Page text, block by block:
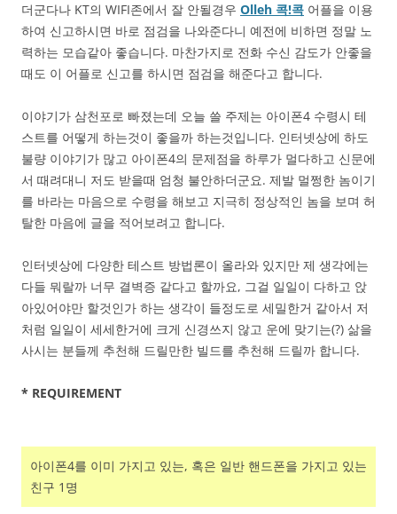
더군다나 KT의 WIFI존에서 잘 안될경우 Olleh 콕!콕 어플을 이용
하여 신고하시면 바로 점검을 나와준다니 예전에 비하면 정말 노
력하는 모습같아 좋습니다. 마찬가지로 전화 수신 감도가 안좋을
때도 이 어플로 신고를 하시면 점검을 해준다고 합니다.
이야기가 삼천포로 빠졌는데 오늘 쓸 주제는 아이폰4 수령시 테
스트를 어떻게 하는것이 좋을까 하는것입니다. 인터넷상에 하도
불량 이야기가 많고 아이폰4의 문제점을 하루가 멀다하고 신문에
서 때려대니 저도 받을때 엄청 불안하더군요. 제발 멀쩡한 놈이기
를 바라는 마음으로 수령을 해보고 지극히 정상적인 놈을 보며 허
탈한 마음에 글을 적어보려고 합니다.
인터넷상에 다양한 테스트 방법론이 올라와 있지만 제 생각에는
다들 뭐랄까 너무 결벽증 같다고 할까요, 그걸 일일이 다하고 앉
아있어야만 할것인가 하는 생각이 들정도로 세밀한거 같아서 저
처럼 일일이 세세한거에 크게 신경쓰지 않고 운에 맞기는(?) 삶을
사시는 분들께 추천해 드릴만한 빌드를 추천해 드릴까 합니다.
* REQUIREMENT
아이폰4를 이미 가지고 있는, 혹은 일반 핸드폰을 가지고 있는
친구 1명